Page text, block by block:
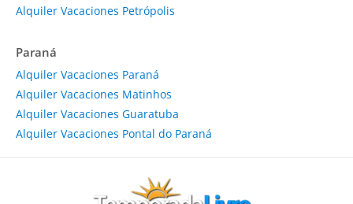
Alquiler Vacaciones Petrópolis
Paraná
Alquiler Vacaciones Paraná
Alquiler Vacaciones Matinhos
Alquiler Vacaciones Guaratuba
Alquiler Vacaciones Pontal do Paraná